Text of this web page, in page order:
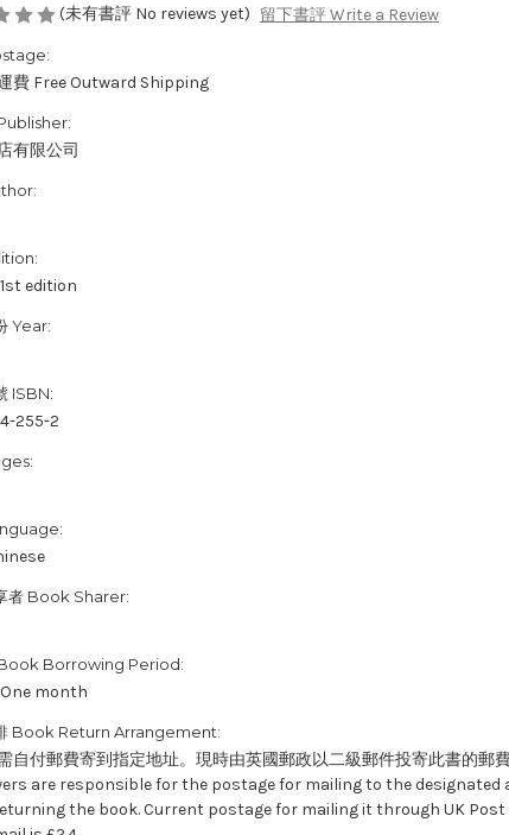
(未有書評 No reviews yet) 留下書評 Write a Review
費 Free Outward Shipping
有限公司
edition
Year:
ISBN:
255-2
者 Book Sharer:
Borrowing Period:
month
Book Return Arrangement:
自付郵費寄到指定地址。現時由英國郵政以二級郵件投寄此書的郵費
are responsible for the postage for mailing to the designated
the book. Current postage for mailing it through UK Post